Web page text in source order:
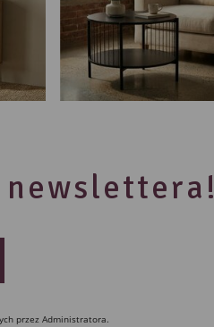
newslettera!
przez Administratora.